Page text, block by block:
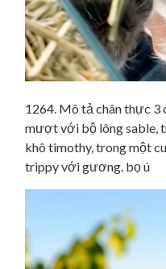
1264. Mô tả chân thực 3
mượt với bộ lông sable,
khô timothy, trong một
trippy với gương. bọ ú